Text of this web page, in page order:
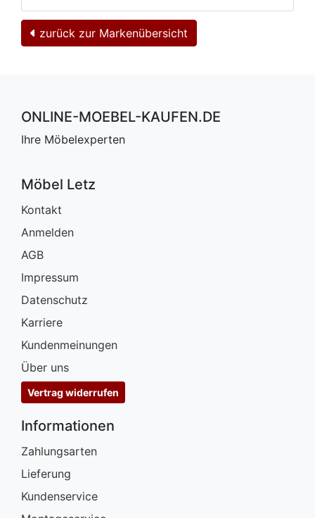
zurück zur Markenübersicht
ONLINE-MOEBEL-KAUFEN.DE
Ihre Möbelexperten
Möbel Letz
Kontakt
Anmelden
AGB
Impressum
Datenschutz
Karriere
Kundenmeinungen
Über uns
Vertrag widerrufen
Informationen
Zahlungsarten
Lieferung
Kundenservice